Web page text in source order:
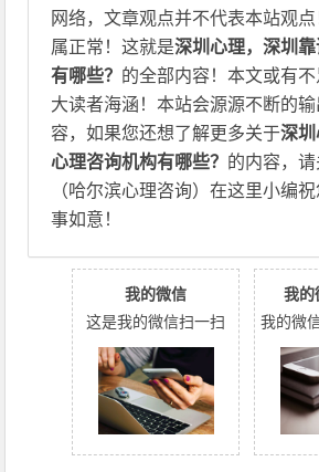
网络，文章观点并不代表本站观
属正常！这就是深圳心理，深圳
有哪些？ 的全部内容！本文或有
大读者海涵！本站会源源不断的
容，如果您还想了解更多关于深
心理咨询机构有哪些？ 的内容，
（哈尔滨心理咨询）在这里小编
事如意！
我的微信
这是我的微信扫一扫
我的
我的微